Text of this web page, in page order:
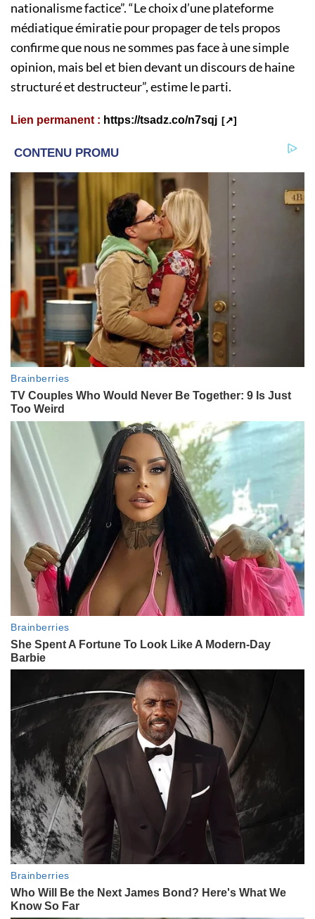
nationalisme factice”. “Le choix d’une plateforme
médiatique émiratie pour propager de tels propos
confirme que nous ne sommes pas face à une simple
opinion, mais bel et bien devant un discours de haine
structuré et destructeur”, estime le parti.
Lien permanent : https://tsadz.co/n7sqj